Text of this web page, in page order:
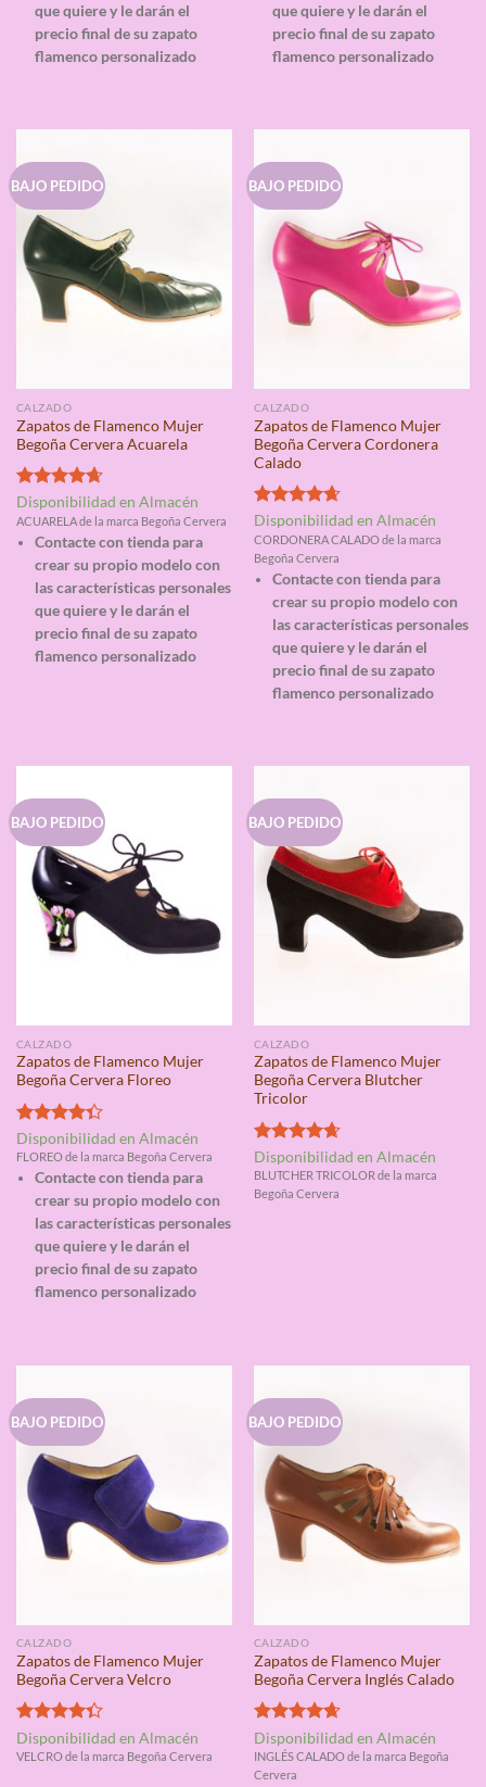
que quiere y le darán el
precio final de su zapato
flamenco personalizado
que quiere y le darán el
precio final de su zapato
flamenco personalizado
BAJO PEDIDO
CALZADO
Zapatos de Flamenco Mujer
Begoña Cervera Acuarela
Valorado
con4.67
de 5
Disponibilidad en Almacén
ACUARELA de la marca Begoña Cervera
Contacte con tienda para
crear su propio modelo con
las características personales
que quiere y le darán el
precio final de su zapato
flamenco personalizado
BAJO PEDIDO
CALZADO
Zapatos de Flamenco Mujer
Begoña Cervera Cordonera
Calado
Valorado
con4.67
de 5
Disponibilidad en Almacén
CORDONERA CALADO de la marca
Begoña Cervera
Contacte con tienda para
crear su propio modelo con
las características personales
que quiere y le darán el
precio final de su zapato
flamenco personalizado
BAJO PEDIDO
CALZADO
Zapatos de Flamenco Mujer
Begoña Cervera Floreo
Valorado
con4.33
de 5
Disponibilidad en Almacén
FLOREO de la marca Begoña Cervera
Contacte con tienda para
crear su propio modelo con
las características personales
que quiere y le darán el
precio final de su zapato
flamenco personalizado
BAJO PEDIDO
CALZADO
Zapatos de Flamenco Mujer
Begoña Cervera Blutcher
Tricolor
Valorado
con4.67
de 5
Disponibilidad en Almacén
BLUTCHER TRICOLOR de la marca
Begoña Cervera
BAJO PEDIDO
CALZADO
Zapatos de Flamenco Mujer
Begoña Cervera Velcro
Valorado
con4.33
Disponibilidad en Almacén
VELCRO de la marca Begoña Cervera
BAJO PEDIDO
CALZADO
Zapatos de Flamenco Mujer
Begoña Cervera Inglés Calado
Valorado
con4.67
de 5
Disponibilidad en Almacén
INGLÉS CALADO de la marca Begoña
Cervera